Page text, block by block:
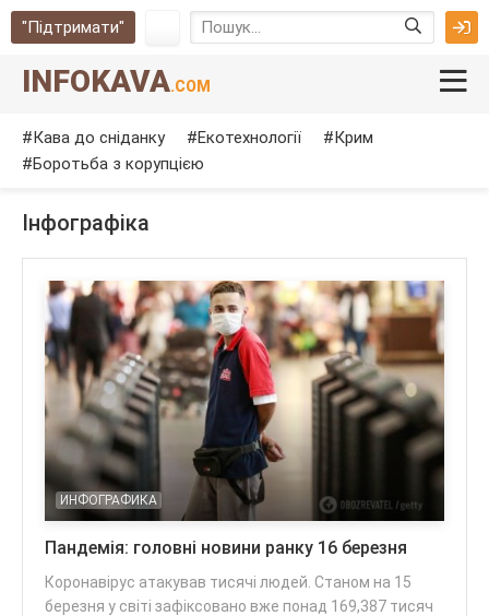
"Підтримати"
INFOKAVA.COM
Кава до сніданку Екотехнології
Крим
Боротьба з корупцією
Інфографіка
ИНФОГРАФИКА
Пандемія: головні новини ранку 16 березня
Коронавірус атакував тисячі людей. Станом на 15
березня у світі зафіксовано вже понад 169,387 тисяч